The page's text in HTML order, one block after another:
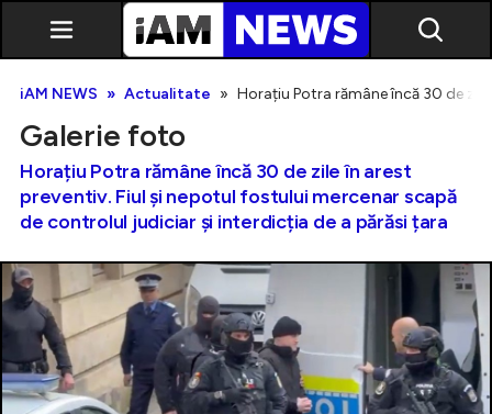
Exclusiv
iAM NEWS Actualitate Horațiu Potra rămâne încă 30 de
Galerie foto
Horațiu Potra rămâne încă 30 de zile în arest
preventiv. Fiul și nepotul fostului mercenar scapă
de controlul judiciar și interdicția de a părăsi țara